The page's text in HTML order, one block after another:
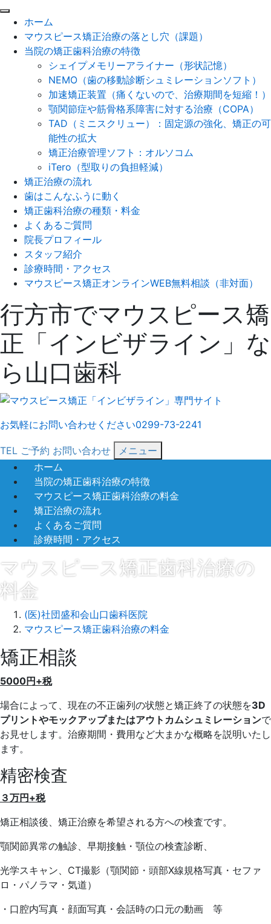
ホーム
マウスピース矯正治療の落とし穴（課題）
当院の矯正歯科治療の特徴
シェイプメモリーアライナー（形状記憶）
NEMO（歯の移動診断シュミレーションソフト）
加速矯正装置（痛くないので、治療期間を短縮！）
顎関節症や筋骨格系障害に対する治療（COPA）
TAD（ミニスクリュー）：固定源の強化、矯正の可
能性の拡大
矯正治療管理ソフト：オルソコム
iTero（型取りの負担軽減）
矯正治療の流れ
歯はこんなふうに動く
矯正歯科治療の種類・料金
よくあるご質問
院長プロフィール
スタッフ紹介
診療時間・アクセス
マウスピース矯正オンラインWEB無料相談（非対面）
行方市でマウスピース矯
正「インビザライン」な
ら山口歯科
お気軽にお問い合わせください0299-73-2241
TEL ご予約 お問い合わせ
メニュー
ホーム
当院の矯正歯科治療の特徴
マウスピース矯正歯科治療の料金
矯正治療の流れ
よくあるご質問
診療時間・アクセス
マウスピース矯正歯科治療の
料金
(医)社団盛和会山口歯科医院
マウスピース矯正歯科治療の料金
2022
年
3
4
日
矯正相談
5000円+税
場合によって、現在の不正歯列の状態と矯正終了の状態を3D
プリ ントやモックアップまたはアウトカムシュミレーションで
お見せし ます。治療期間・費用など大まかな概略を説明いたし
ます。
精密検査
３万円+税
矯正相談後、矯正治療を希望される方への検査です。
顎関節異常の触診、早期接触・顎位の検査診断、
光学スキャン、CT撮影（顎関節・頭部X線規格写真・セファ
ロ・ パノラマ・気道）
・口腔内写真・顔面写真・会話時の口元の動画 等